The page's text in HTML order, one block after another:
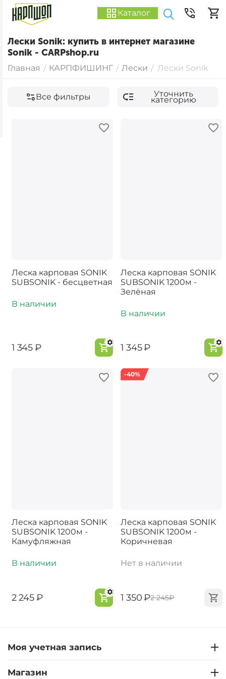
Каталог
Лески Sonik: купить в интернет магазине
Sonik - CARPshop.ru
Главная / КАРПФИШИНГ / Лески / Лески Sonik
Все фильтры Уточнить
категорию
Леска карповая SONIK
SUBSONIK - бесцветная
В наличии
‍1 345‍₽
Леска карповая SONIK
SUBSONIK 1200м -
Зелёная
В наличии
‍1 345‍₽
Леска карповая SONIK
SUBSONIK 1200м -
Камуфляжная
В наличии
‍2 245‍₽
-40%
Леска карповая SONIK
SUBSONIK 1200м -
Коричневая
Нет в наличии
‍1 350‍₽‍2 245‍₽
Моя учетная запись
Магазин